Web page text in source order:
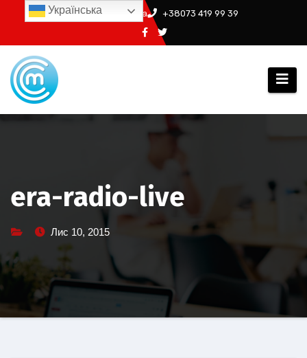
Перейти
вмісту
info@ssm.in.ua +38073 419 99 39
era-radio-live
Лис 10, 2015
Українська